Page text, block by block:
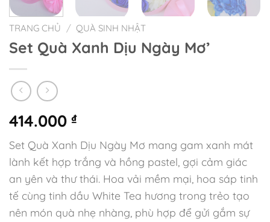
TRANG CHỦ / QUÀ SINH NHẬT
Set Quà Xanh Dịu Ngày Mơ’
414.000 ₫
Set Quà Xanh Dịu Ngày Mơ mang gam xanh mát
lành kết hợp trắng và hồng pastel, gợi cảm giác
an yên và thư thái. Hoa vải mềm mại, hoa sáp tinh
tế cùng tinh dầu White Tea hương trong trẻo tạo
nên món quà nhẹ nhàng, phù hợp để gửi gắm sự